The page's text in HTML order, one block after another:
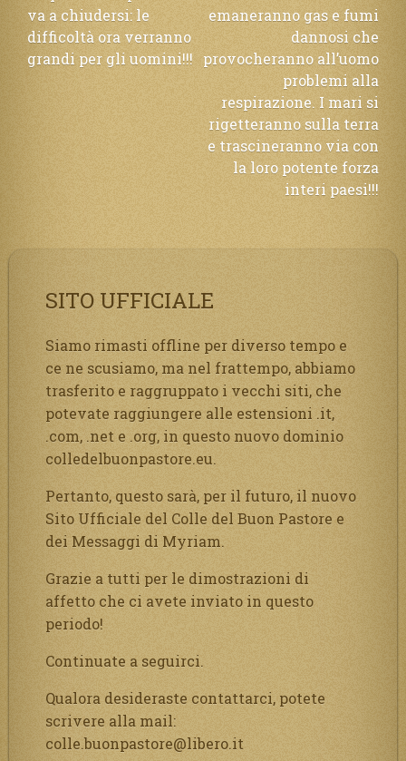
articoli
va a chiudersi: le
difficoltà ora verranno
grandi per gli uomini!!!
emaneranno gas e fumi
dannosi che
provocheranno all’uomo
problemi alla
respirazione. I mari si
rigetteranno sulla terra
e trascineranno via con
la loro potente forza
interi paesi!!!
SITO UFFICIALE
Siamo rimasti offline per diverso tempo e
ce ne scusiamo, ma nel frattempo, abbiamo
trasferito e raggruppato i vecchi siti, che
potevate raggiungere alle estensioni .it,
.com, .net e .org, in questo nuovo dominio
colledelbuonpastore.eu.
Pertanto, questo sarà, per il futuro, il nuovo
Sito Ufficiale del Colle del Buon Pastore e
dei Messaggi di Myriam.
Grazie a tutti per le dimostrazioni di
affetto che ci avete inviato in questo
periodo!
Continuate a seguirci.
Qualora desideraste contattarci, potete
scrivere alla mail:
colle.buonpastore@libero.it